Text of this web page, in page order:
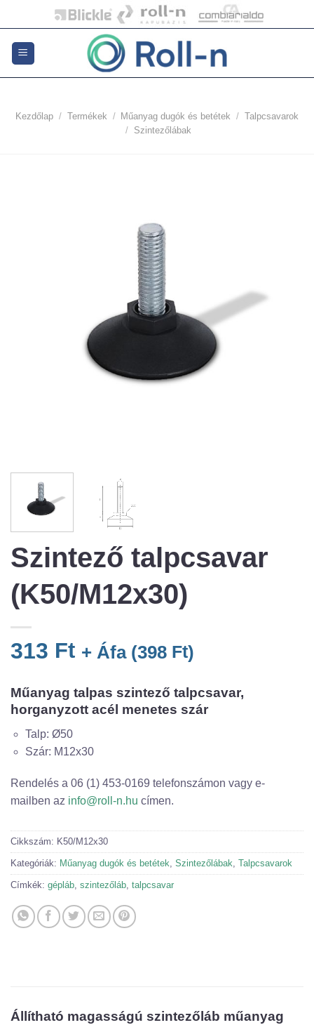
to
content
Kezdőlap / Termékek / Műanyag dugók és betétek / Talpcsavarok
/ Szintezőlábak
Szintező talpcsavar
(K50/M12x30)
313 Ft + Áfa (398 Ft)
Műanyag talpas szintező talpcsavar,
horganyzott acél menetes szár
Talp: Ø50
Szár: M12x30
Rendelés a 06 (1) 453-0169 telefonszámon vagy e-
mailben az info@roll-n.hu címen.
Cikkszám: K50/M12x30
Kategóriák: Műanyag dugók és betétek, Szintezőlábak, Talpcsavarok
Címkék: gépláb, szintezőláb, talpcsavar
Állítható magasságú szintezőláb műanyag